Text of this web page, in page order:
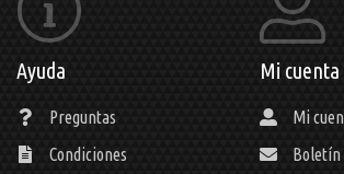
Ayuda
Preguntas
Condiciones
Mi cuenta
Mi
Boletín